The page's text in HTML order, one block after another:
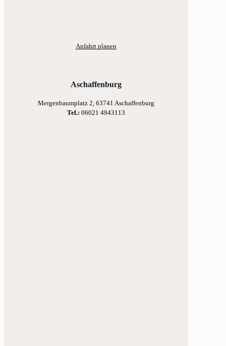
Anfahrt planen
Aschaffenburg
Mergenbaumplatz 2, 63741 Aschaffenburg
Tel.: 06021 4943113